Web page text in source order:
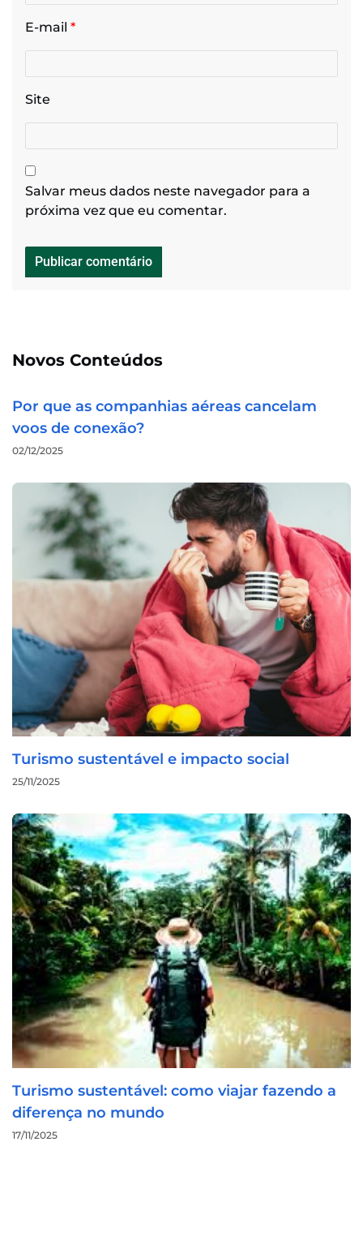
E-mail *
Site
Salvar meus dados neste navegador para a
próxima vez que eu comentar.
Novos Conteúdos
Por que as companhias aéreas cancelam
voos de conexão?
02/12/2025
Turismo sustentável e impacto social
25/11/2025
Turismo sustentável: como viajar fazendo a
diferença no mundo
17/11/2025